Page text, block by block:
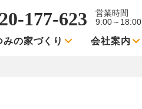
177-623
営業時間
9:00～18:00
みの家づくり 会社案内